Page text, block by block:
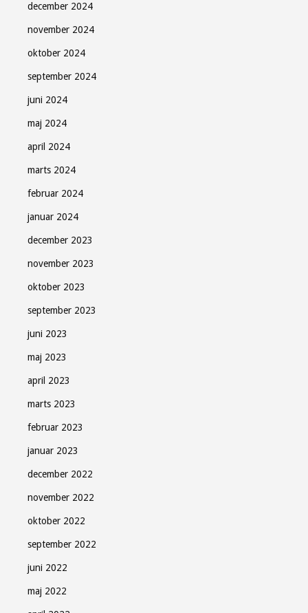
december 2024
november 2024
oktober 2024
september 2024
juni 2024
maj 2024
april 2024
marts 2024
februar 2024
januar 2024
december 2023
november 2023
oktober 2023
september 2023
juni 2023
maj 2023
april 2023
marts 2023
februar 2023
januar 2023
december 2022
november 2022
oktober 2022
september 2022
juni 2022
maj 2022